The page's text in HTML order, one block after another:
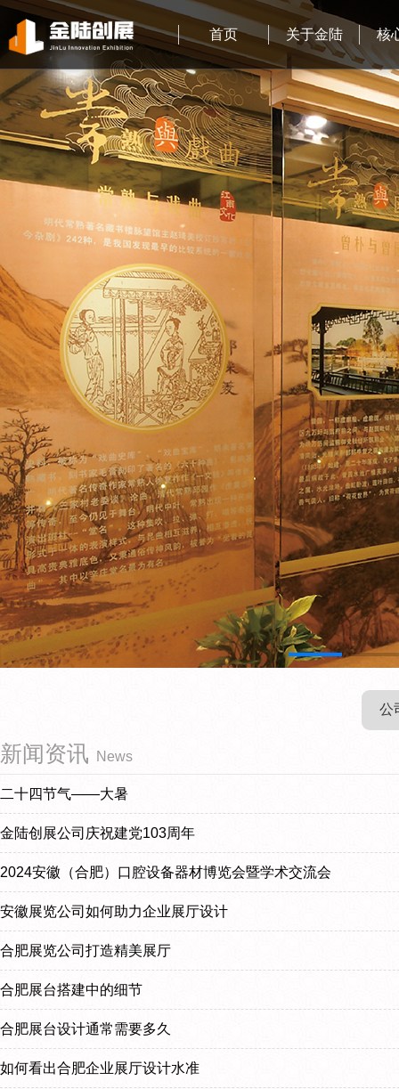
首页 关于金陆 核
公
新闻资讯 News
二十四节气——大暑
金陆创展公司庆祝建党103周年
2024安徽（合肥）口腔设备器材博览会暨学术交流会
安徽展览公司如何助力企业展厅设计
合肥展览公司打造精美展厅
合肥展台搭建中的细节
合肥展台设计通常需要多久
如何看出合肥企业展厅设计水准